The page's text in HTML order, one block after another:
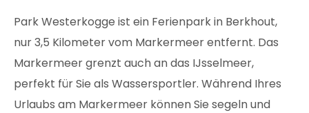
Park Westerkogge ist ein Ferienpark in Berkhout,
nur 3,5 Kilometer vom Markermeer entfernt. Das
Markermeer grenzt auch an das IJsselmeer,
perfekt für Sie als Wassersportler. Während Ihres
Urlaubs am Markermeer können Sie segeln und